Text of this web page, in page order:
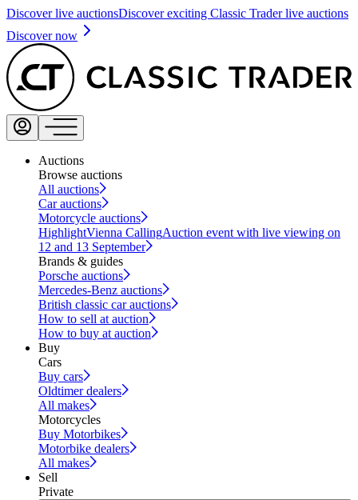
Discover live auctionsDiscover exciting Classic Trader live auctions
Discover now
Auctions
Browse auctions
All auctions
Car auctions
Motorcycle auctions
HighlightVienna CallingAuction event with live viewing on
12 and 13 September
Brands & guides
Porsche auctions
Mercedes-Benz auctions
British classic car auctions
How to sell at auction
How to buy at auction
Buy
Cars
Buy cars
Oldtimer dealers
All makes
Motorcycles
Buy Motorbikes
Motorbike dealers
All makes
Sell
Private